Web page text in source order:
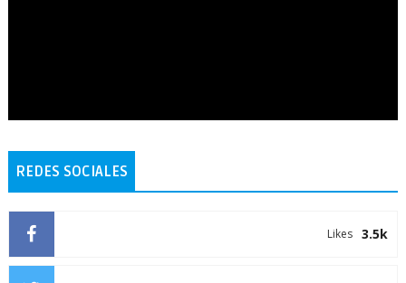
REDES SOCIALES
3.5k
Likes